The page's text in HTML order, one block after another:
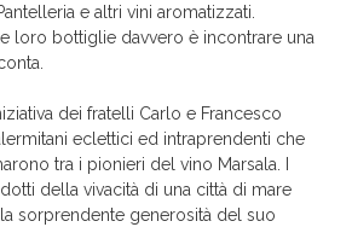
e altri vini aromatizzati.
loro bottiglie davvero è incontrare una
dei fratelli Carlo e Francesco
eclettici ed intraprendenti che
tra i pionieri del vino Marsala. I
della vivacità di una città di mare
sorprendente generosità del suo